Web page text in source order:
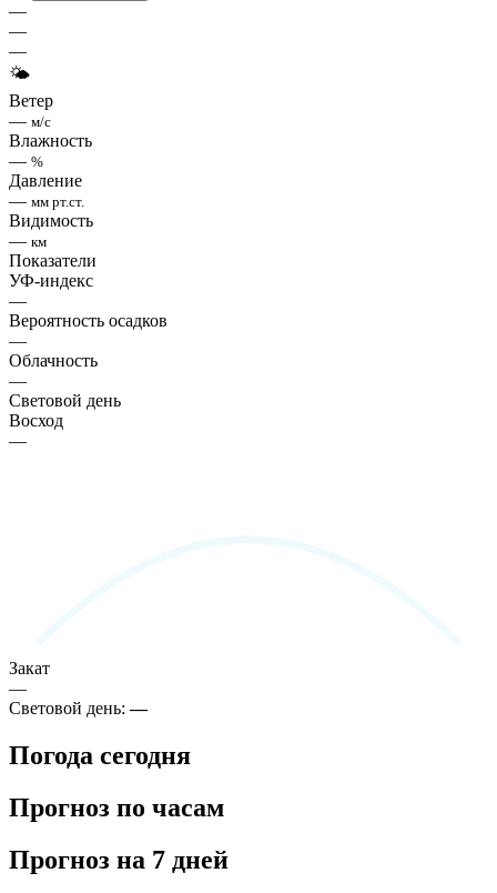
—
—
—
🌤
Ветер
— м/с
Влажность
— %
Давление
— мм рт.ст.
Видимость
— км
Показатели
УФ-индекс
—
Вероятность осадков
—
Облачность
—
Световой день
Восход
—
Закат
—
Световой день:—
Погода сегодня
Прогноз по часам
Прогноз на 7 дней